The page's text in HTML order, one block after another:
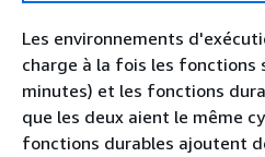
Les environnements
charge à la fois les fonctions
minutes) et les fonctions
que les deux aient le même
fonctions durables ajoutent